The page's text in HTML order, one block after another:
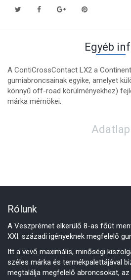
Egyéb
A ContiCrossContact LX2 a
gumiabroncsainak egyike, amelyet
könnyű off-road körülményekhez)
márka mérnökei.
Adatlap
Rólunk
A Veszprémet elkerülő 8-as főút
XXI. századi igényeknek megfelelő
Itt a vevő maximális, minőségi
széles márka és termékpalettájával
megtalálja megfelelő abroncsokat,